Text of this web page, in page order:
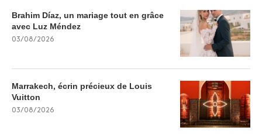
Brahim Díaz, un mariage tout en grâce
avec Luz Méndez
03/08/2026
Marrakech, écrin précieux de Louis
Vuitton
03/08/2026